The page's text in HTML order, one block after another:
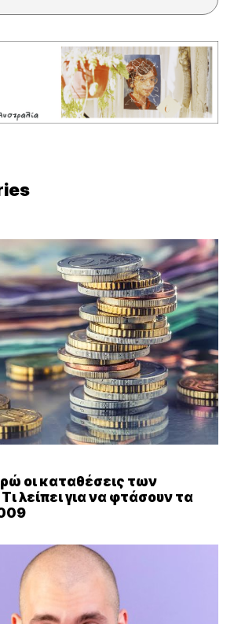
οι καταθέσεις των
λείπει για να φτάσουν τα